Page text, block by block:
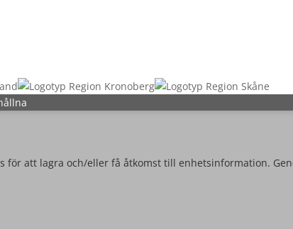
för att lagra och/eller få åtkomst till enhetsinformation.